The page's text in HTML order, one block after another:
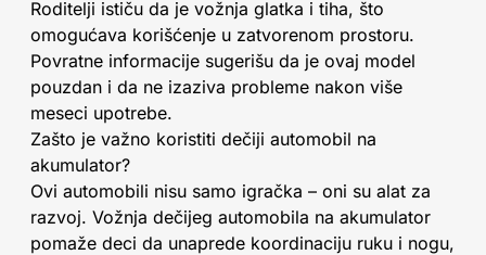
Roditelji ističu da je vožnja glatka i tiha, što
omogućava korišćenje u zatvorenom prostoru.
Povratne informacije sugerišu da je ovaj model
pouzdan i da ne izaziva probleme nakon više
meseci upotrebe.
Zašto je važno koristiti dečiji automobil na
akumulator?
Ovi automobili nisu samo igračka – oni su alat za
razvoj. Vožnja dečijeg automobila na akumulator
pomaže deci da unaprede koordinaciju ruku i nogu,